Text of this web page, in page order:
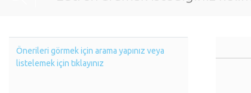
Önerileri görmek için arama yapınız veya
listelemek için tıklayınız